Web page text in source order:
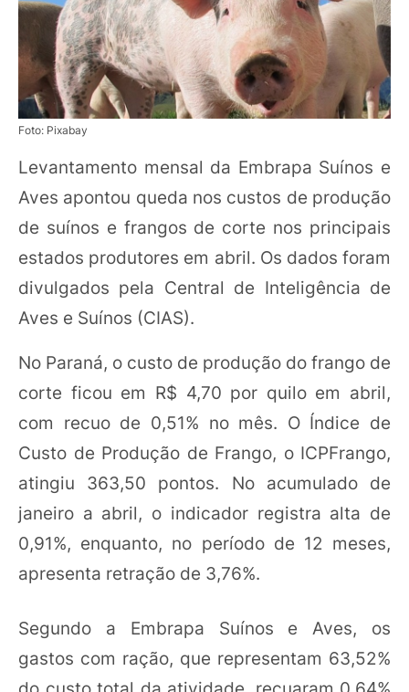
Foto: Pixabay
Levantamento mensal da Embrapa Suínos e
Aves apontou queda nos custos de produção
de suínos e frangos de corte nos principais
estados produtores em abril. Os dados foram
divulgados pela Central de Inteligência de
Aves e Suínos (CIAS).
No Paraná, o custo de produção do frango de
corte ficou em R$ 4,70 por quilo em abril,
com recuo de 0,51% no mês. O Índice de
Custo de Produção de Frango, o ICPFrango,
atingiu 363,50 pontos. No acumulado de
janeiro a abril, o indicador registra alta de
0,91%, enquanto, no período de 12 meses,
apresenta retração de 3,76%.
Segundo a Embrapa Suínos e Aves, os
gastos com ração, que representam 63,52%